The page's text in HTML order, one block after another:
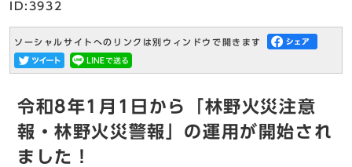
ID:3932
ソーシャルサイトへのリンクは別ウィンドウで開きます
令和8年1月1日から「林野火災注意
報・林野火災警報」の運用が開始され
ました！